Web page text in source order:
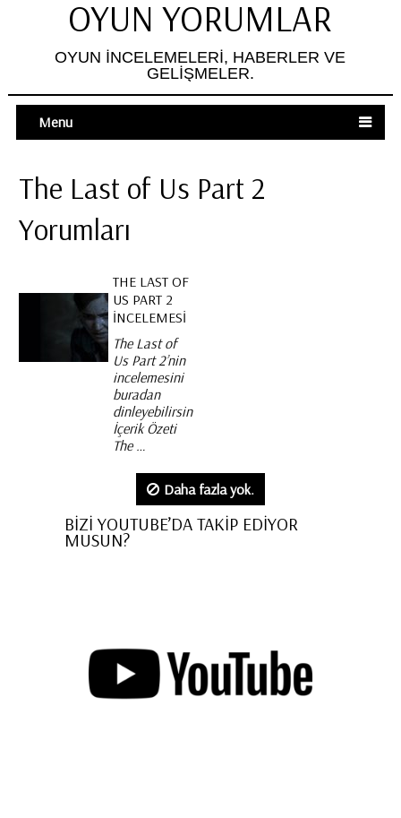
OYUN YORUMLAR
OYUN İNCELEMELERI, HABERLER VE
GELIŞMELER.
Menu
The Last of Us Part 2
Yorumları
THE LAST OF
US PART 2
İNCELEMESI
The Last of
Us Part 2’nin
incelemesini
buradan
dinleyebilirsiniz.
İçerik Özeti
The …
Daha fazla yok.
BİZİ YOUTUBE’DA TAKİP EDİYOR
MUSUN?